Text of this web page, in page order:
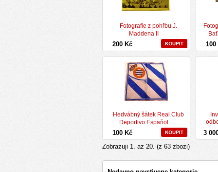
Fotografie z pohřbu J.
Maddena II
200 Kč
Hedvábný šátek Real Club
Deportivo Espaňol
100 Kč
3
Zobrazuji 1. az 20. (z 63 zbozi)